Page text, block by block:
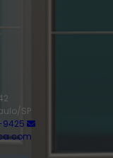
SP
9425